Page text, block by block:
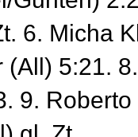
6. Micha
5:21.
9.